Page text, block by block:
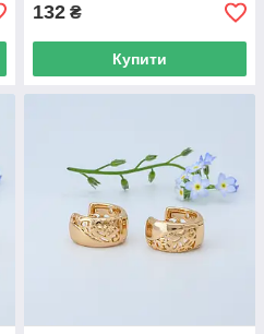
132 ₴
Купити